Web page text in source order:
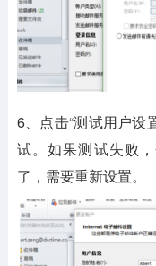
6、点击“测试用户设
试。如果测试失败
了，需要重新设置。